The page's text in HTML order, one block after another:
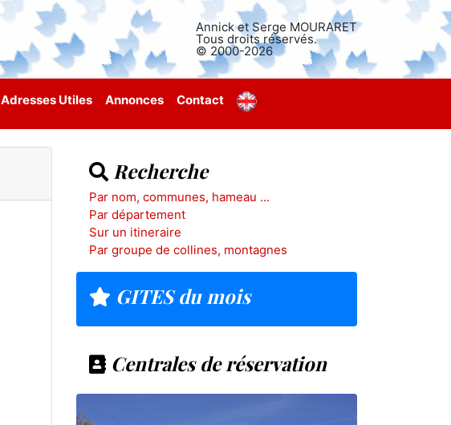
Annick et Serge MOURARET
Tous droits réservés.
© 2000-2026
Adresses Utiles Annonces Contact
Recherche
Par nom, communes, hameau ...
Par département
Sur un itineraire
Par groupe de collines, montagnes
GITES du mois
Centrales de réservation